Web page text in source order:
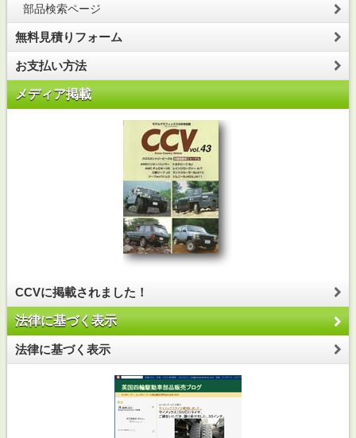
部品検索ページ
無料見積りフォーム
お支払い方法
メディア掲載
CCVに掲載されました！
法律に基づく表示
法律に基づく表示